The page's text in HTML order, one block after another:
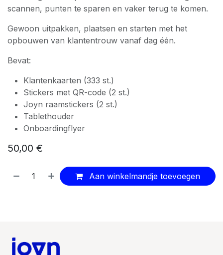
scannen, punten te sparen en vaker terug te komen.
Gewoon uitpakken, plaatsen en starten met het
opbouwen van klantentrouw vanaf dag één.
Bevat:
Klantenkaarten (333 st.)
Stickers met QR-code (2 st.)
Joyn raamstickers (2 st.)
Tablethouder
Onboardingflyer
50,00 €
Aan winkelmandje toevoegen